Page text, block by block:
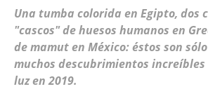
Una tumba colorida en Egipto, dos
"cascos" de huesos humanos en
de mamut en México: éstos son
muchos descubrimientos
luz en 2019.